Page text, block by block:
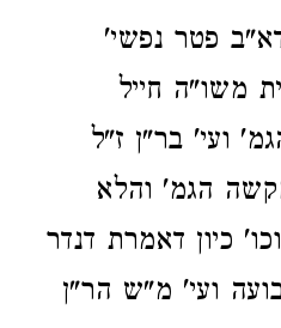
פטר נפשי'
משו"ה חייל
ועי' בר"ן ז"ל
הגמ' והלא
כיון דאמרת דנדר
ועי' מ"ש הר"ן